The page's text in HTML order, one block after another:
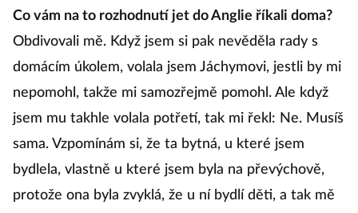
Co vám na to rozhodnutí jet do Anglie říkali doma?
Obdivovali mě. Když jsem si pak nevěděla rady s
domácím úkolem, volala jsem Jáchymovi, jestli by mi
nepomohl, takže mi samozřejmě pomohl. Ale když
jsem mu takhle volala potřetí, tak mi řekl: Ne. Musíš
sama. Vzpomínám si, že ta bytná, u které jsem
bydlela, vlastně u které jsem byla na převýchově,
protože ona byla zvyklá, že u ní bydlí děti, a tak mě